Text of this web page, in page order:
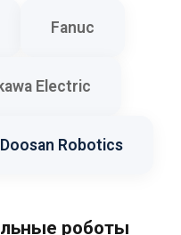
Fanuc
Electric
Doosan Robotics
роботы